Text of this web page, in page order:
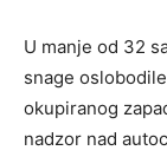
U manje od 32
snage
okupiranog
nadzor nad